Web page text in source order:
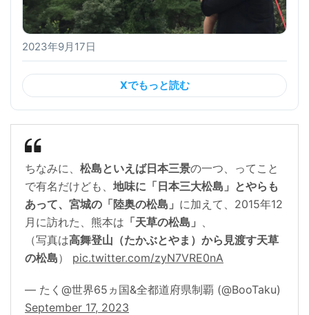
2023年9月17日
Xでもっと読む
ちなみに、 松島といえば日本三景の一つ、ってこと
で有名だけども、 地味に「日本三大松島」とやらも
あって、宮城の「陸奥の松島」 に加えて、2015年12
月に訪れた、熊本は 「天草の松島」 、
（写真は高舞登山（たかぶとやま）から見渡す天草
の松島） pic.twitter.com/zyN7VRE0nA
— たく@世界65ヵ国&全都道府県制覇 (@BooTaku)
September 17, 2023